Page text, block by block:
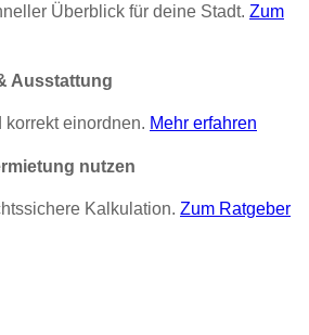
Überblick für deine Stadt. Zum
Ausstattung
korrekt einordnen. Mehr erfahren
nutzen
Kalkulation. Zum Ratgeber